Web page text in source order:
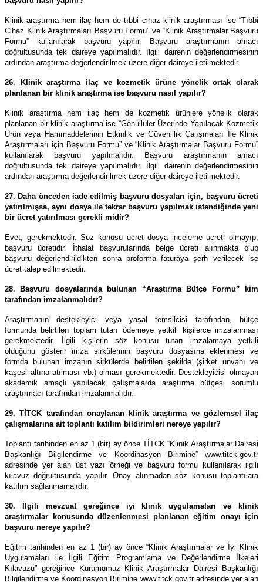
Klinik araştırma hem ilaç hem de tıbbi cihaz klinik araştırması ise “Tıbbi
Cihaz Klinik Araştırmaları Başvuru Formu” ve “Klinik Araştırmalar Başvuru
Formu” kullanılarak başvuru yapılır. Başvuru araştırmanın amacı
doğrultusunda tek daireye yapılmalıdır. İlgili dairenin değerlendirmesinin
ardından araştırma değerlendirilmek üzere diğer daireye iletilmektedir.
26. Klinik araştırma ilaç ve kozmetik ürüne yönelik ortak olarak
planlanan bir klinik araştırma ise başvuru nasıl yapılır?
Klinik araştırma hem ilaç hem de kozmetik ürünlere yönelik olarak
planlanan bir klinik araştırma ise “Gönüllüler Üzerinde Yapılacak Kozmetik
Ürün veya Hammaddelerinin Etkinlik ve Güvenlilik Çalışmaları İle Klinik
Araştırmaları için Başvuru Formu” ve “Klinik Araştırmalar Başvuru Formu”
kullanılarak başvuru yapılmalıdır. Başvuru araştırmanın amacı
doğrultusunda tek daireye yapılmalıdır. İlgili dairenin değerlendirmesinin
ardından araştırma değerlendirilmek üzere diğer daireye iletilmektedir.
27. Daha önceden iade edilmiş başvuru dosyaları için, başvuru ücreti
yatırılmışsa, aynı dosya ile tekrar başvuru yapılmak istendiğinde yeni
bir ücret yatırılması gerekli midir?
Evet, gerekmektedir. Söz konusu ücret dosya inceleme ücreti olmayıp,
başvuru ücretidir. İthalat başvurularında belge ücreti alınmakta olup
başvuru değerlendirildikten sonra proforma faturaya şerh verilecek ise
ücret talep edilmektedir.
28. Başvuru dosyalarında bulunan “Araştırma Bütçe Formu” kim
tarafından imzalanmalıdır?
Araştırmanın destekleyici veya yasal temsilcisi tarafından, bütçe
formunda belirtilen toplam tutarı ödemeye yetkili kişilerce imzalanması
gerekmektedir. İlgili kişilerin söz konusu tutarı imzalamaya yetkili
olduğunu gösterir imza sirkülerinin başvuru dosyasına eklenmesi ve
formda bulunan imzanın sirkülerde belirtilen şekilde (şirket unvanı ve
kaşesi altına atılması vb.) olması gerekmektedir. Destekleyicisi olmayan
akademik amaçlı yapılacak çalışmalarda araştırma bütçesi sorumlu
araştırmacı tarafından imzalanmalıdır.
29. TİTCK tarafından onaylanan klinik araştırma ve gözlemsel ilaç
çalışmalarına ait toplantı katılım bildirimleri nereye yapılır?
Toplantı tarihinden en az 1 (bir) ay önce TİTCK “Klinik Araştırmalar Dairesi
Başkanlığı Bilgilendirme ve Koordinasyon Birimine” www.titck.gov.tr
adresinde yer alan üst yazı örneği ve başvuru formu kullanılarak ilgili
kılavuz doğrultusunda yapılır. Onay alınmadan söz konusu toplantılara
katılım sağlanmamalıdır.
30. İlgili mevzuat gereğince iyi klinik uygulamaları ve klinik
araştırmalar konusunda düzenlenmesi planlanan eğitim onayı için
başvuru nereye yapılır?
Eğitim tarihinden en az 1 (bir) ay önce “Klinik Araştırmalar ve İyi Klinik
Uygulamaları ile İlgili Eğitim Programlama ve Değerlendirme İlkeleri
Kılavuzu” gereğince Kurumumuz Klinik Araştırmalar Dairesi Başkanlığı
Bilgilendirme ve Koordinasyon Birimine www.titck.gov.tr adresinde yer alan